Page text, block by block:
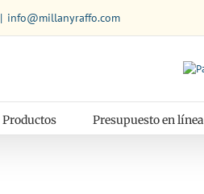
| info@millanyraffo.com
Productos Presupuesto en línea